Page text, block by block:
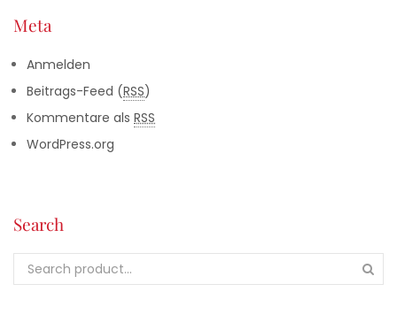
Meta
Anmelden
Beitrags-Feed (RSS)
Kommentare als RSS
WordPress.org
Search